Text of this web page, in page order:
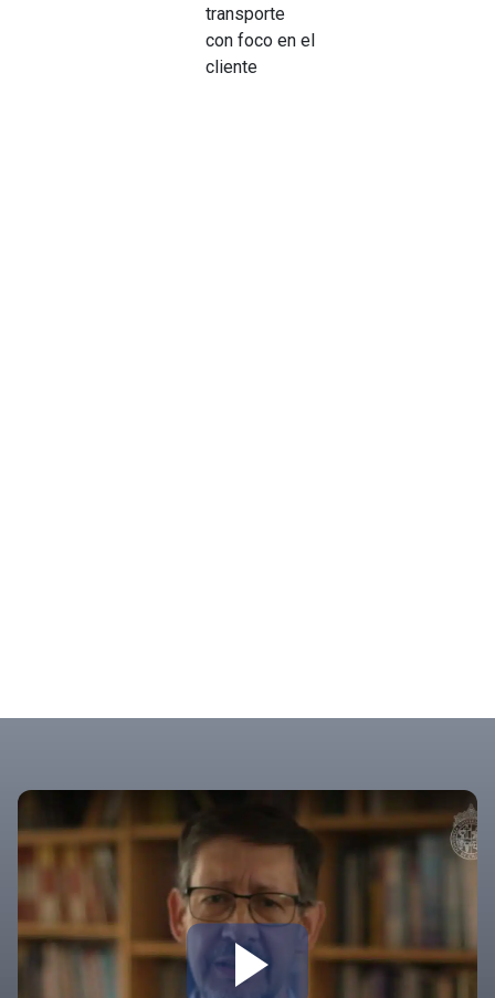
transporte
con foco en el
cliente